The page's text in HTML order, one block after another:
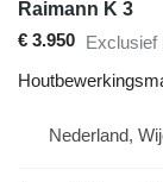
Raimann K 3
€ 3.950 Exclusief
Nederland,